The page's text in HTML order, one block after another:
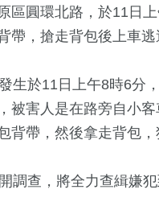
區圓環北路，於11日
帶，搶走背包後上車
於11日上午8時6分
被害人是在路旁自小
背帶，然後拿走背包
查，將全力查緝嫌犯
9+ 310+